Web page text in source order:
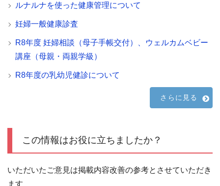
ルナルナを使った健康管理について
妊婦一般健康診査
R8年度 妊婦相談（母子手帳交付）、ウェルカムベビー
講座（母親・両親学級）
R8年度の乳幼児健診について
さらに見る
この情報はお役に立ちましたか？
いただいたご意見は掲載内容改善の参考とさせていただき
ます